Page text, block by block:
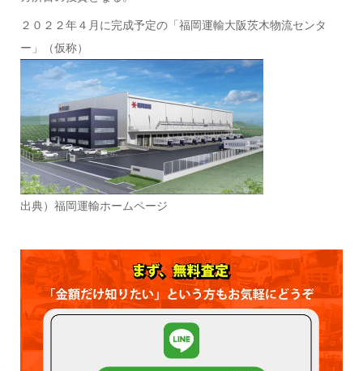
２０２２年４月に完成予定の「福岡運輸大阪茨木物流センタ
ー」（仮称）
出典）福岡運輸ホームページ